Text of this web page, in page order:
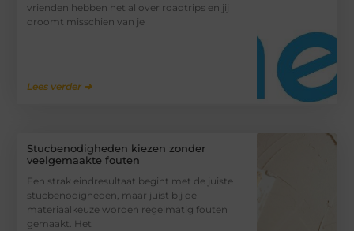
vrienden hebben het al over roadtrips en jij
droomt misschien van je
Lees verder ➜
Stucbenodigheden kiezen zonder
veelgemaakte fouten
Een strak eindresultaat begint met de juiste
stucbenodigheden, maar juist bij de
materiaalkeuze worden regelmatig fouten
gemaakt. Het